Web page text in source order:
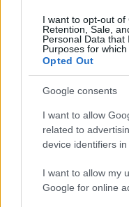
I want to opt-out of
Retention, Sale,
Personal Data that
Purposes for
Opted Out
Google consents
I want to allow
related to
device identifiers in
I want to allow my
Google for online
BUDAPEST FILM EUNIC